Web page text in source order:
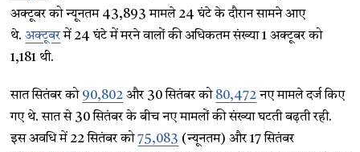
अक्टूबर को न्यूनतम 43,893 मामले 24 घंटे के दौरान सामने आए
थे.अक्टूबरमें 24 घंटे में मरने वालों की अधिकतम संख्या 1 अक्टूबर को
1,181 थी.
सात सितंबर को 90,802 और 30 सितंबर को 80,472 नए मामले दर्ज किए
गए थे. सात से 30 सितंबर के बीच नए मामलों की संख्या घटती बढ़ती रही.
इस अवधि में 22 सितंबर को75,083 (न्यूनतम) और 17 सितंबर